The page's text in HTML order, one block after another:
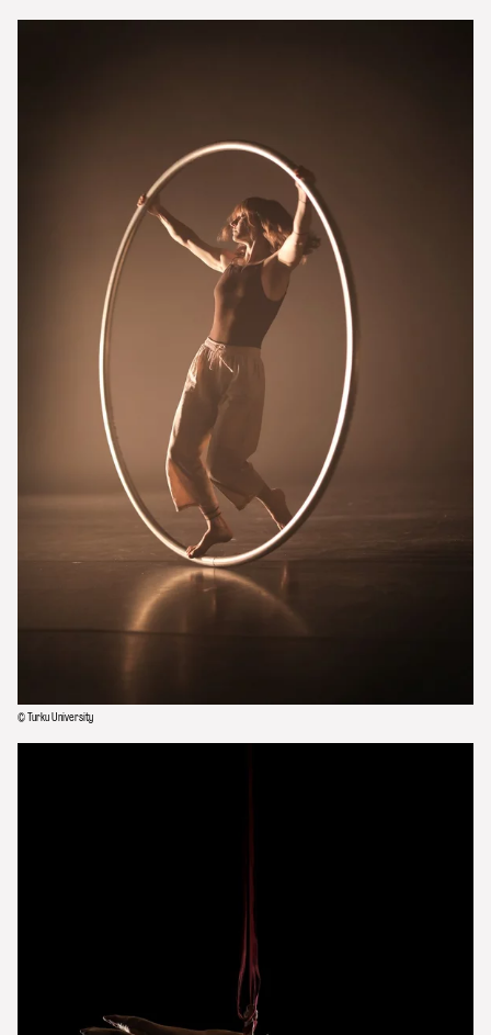
© Turku University